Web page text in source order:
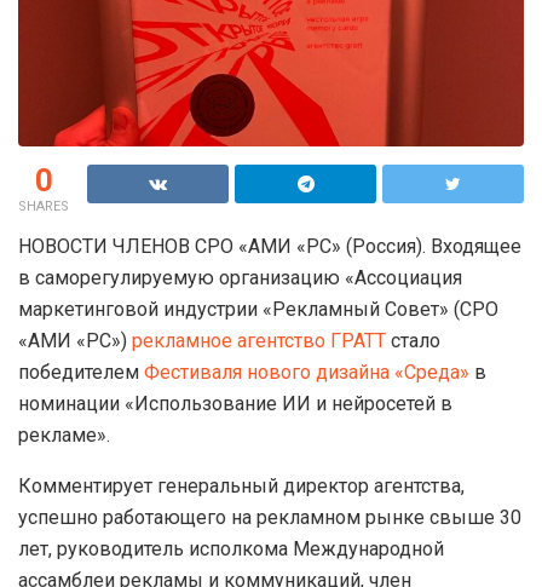
0
SHARES
НОВОСТИ ЧЛЕНОВ СРО «АМИ «РС» (Россия). Входящее
в саморегулируемую организацию «Ассоциация
маркетинговой индустрии «Рекламный Совет» (СРО
«АМИ «РС») рекламное агентство ГРАТТ стало
победителем Фестиваля нового дизайна «Среда» в
номинации «Использование ИИ и нейросетей в
рекламе».
Комментирует генеральный директор агентства,
успешно работающего на рекламном рынке свыше 30
лет, руководитель исполкома Международной
ассамблеи рекламы и коммуникаций, член